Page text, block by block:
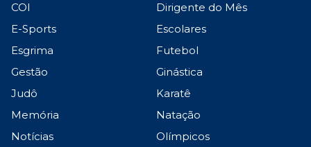
COI
Dirigente do Mês
E-Sports
Escolares
Esgrima
Futebol
Gestão
Ginástica
Judô
Karatê
Memória
Natação
Notícias
Olímpicos